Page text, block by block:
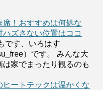
席！おすすめは何処な
ハズさない位置はココ
です、いろはす
）です。 みんな大
は家でまったり観るのも
ヒートテックは温かくな